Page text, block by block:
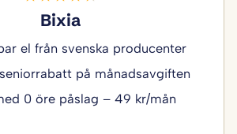
Bixia
el från svenska producenter
på månadsavgiften
0 öre påslag – 49 kr/mån